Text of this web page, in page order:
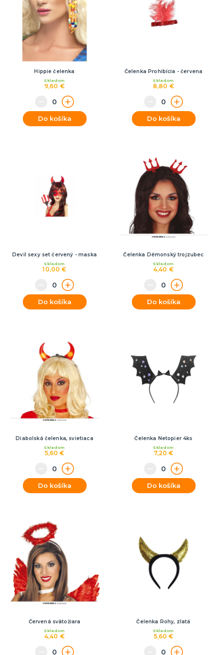
Hippie čelenka
9,60 €
Skladom
Do košíka
Čelenka Prohibícia - červena
8,80 €
Skladom
Do košíka
Devil sexy set červený - maska
10,00 €
Skladom
Do košíka
Čelenka Démonský trojzubec
4,40 €
Skladom
Do košíka
Diabolská čelenka, svietiaca
5,60 €
Skladom
Do košíka
Čelenka Netopier 4ks
7,20 €
Skladom
Do košíka
Červená svätožiara
4,40 €
Skladom
Čelenka Rohy, zlatá
5,60 €
Skladom